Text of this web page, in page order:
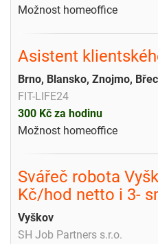
Možnost homeoffice
Asistent
Brno, Blansko, Znojmo,
FIT-LIFE24
300 Kč za hodinu
Možnost homeoffice
Svářeč robota
Kč/hod netto i 3-
Vyškov
SH Job Partners s.r.o.